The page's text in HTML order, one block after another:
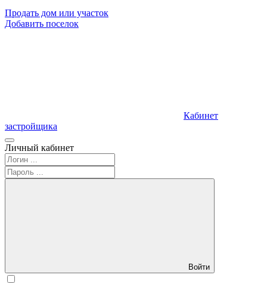
Продать дом или участок
Добавить поселок
Кабинет
застройщика
Личный кабинет
Войти